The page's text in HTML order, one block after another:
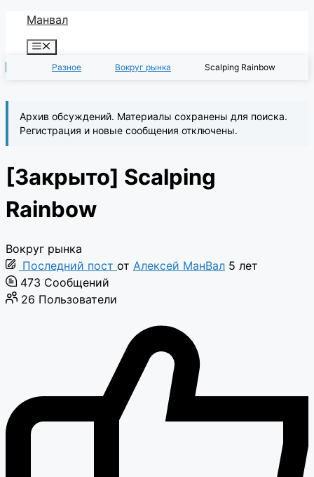
Перейти
содержимому
Манвал
Меню
Разное Вокруг рынка Scalping Rainbow
Архив обсуждений. Материалы сохранены для поиска.
Регистрация и новые сообщения отключены.
[Закрыто] Scalping
Rainbow
Вокруг рынка
Последний пост от Алексей МанВал 5 лет
473 Сообщений
26 Пользователи